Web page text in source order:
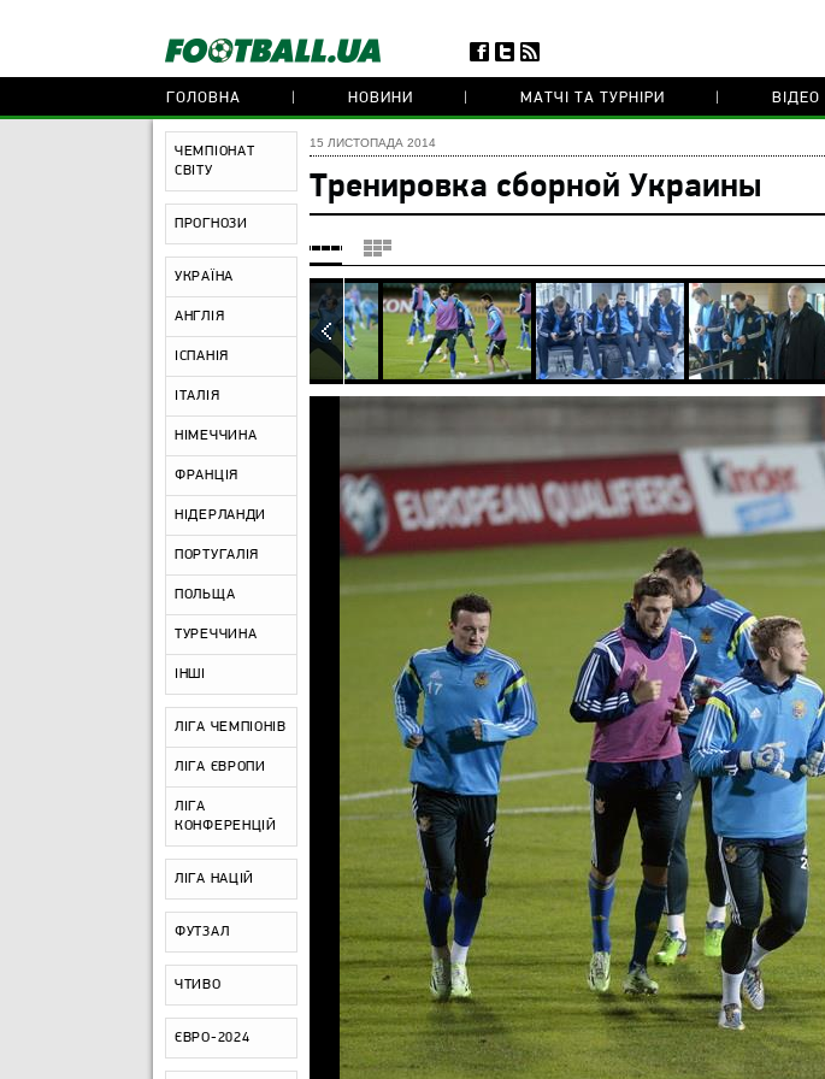
ГОЛОВНА НОВИНИ МАТЧІ ТА ТУРНІРИ ВІДЕО
ЧЕМПІОНАТ
СВІТУ
ПРОГНОЗИ
УКРАЇНА
АНГЛІЯ
ІСПАНІЯ
ІТАЛІЯ
НІМЕЧЧИНА
ФРАНЦІЯ
НІДЕРЛАНДИ
ПОРТУГАЛІЯ
ПОЛЬЩА
ТУРЕЧЧИНА
ІНШІ
ЛІГА ЧЕМПІОНІВ
ЛІГА ЄВРОПИ
ЛІГА
КОНФЕРЕНЦІЙ
ЛІГА НАЦІЙ
ФУТЗАЛ
ЧТИВО
ЄВРО-2024
15 ЛИСТОПАДА 2014
Тренировка сборной Украины